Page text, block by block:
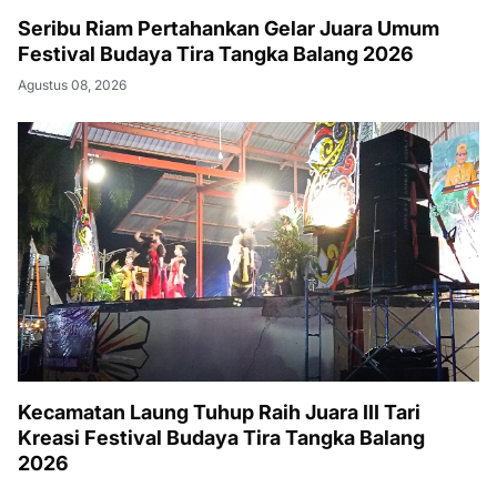
Seribu Riam Pertahankan Gelar Juara Umum
Festival Budaya Tira Tangka Balang 2026
Agustus 08, 2026
Kecamatan Laung Tuhup Raih Juara III Tari
Kreasi Festival Budaya Tira Tangka Balang
2026